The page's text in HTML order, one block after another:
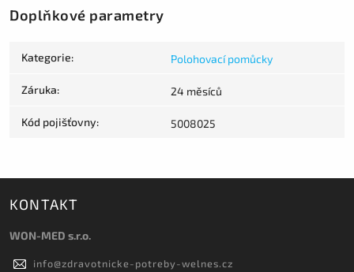
Doplňkové parametry
Kategorie: Polohovací pomůcky
Záruka: 24 měsíců
Kód pojišťovny: 5008025
KONTAKT
WON-MED s.r.o.
info@zdravotnicke-potreby-welnes.cz